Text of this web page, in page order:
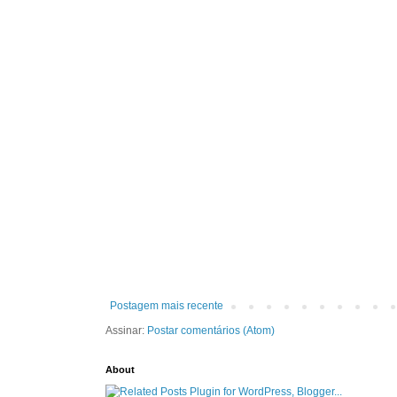
Postagem mais recente
Assinar: Postar comentários (Atom)
About